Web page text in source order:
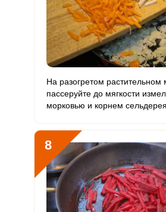
На разогретом растительном
пассеруйте до мягкости
морковью и корнем сельдерея.
8